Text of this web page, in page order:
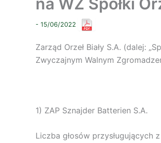
- 15/06/2022
Zarząd Orzeł Biały S.A. (dalej:
Zwyczajnym Walnym
1) ZAP Sznajder Batterien S.A.
Liczba głosów przysługujących